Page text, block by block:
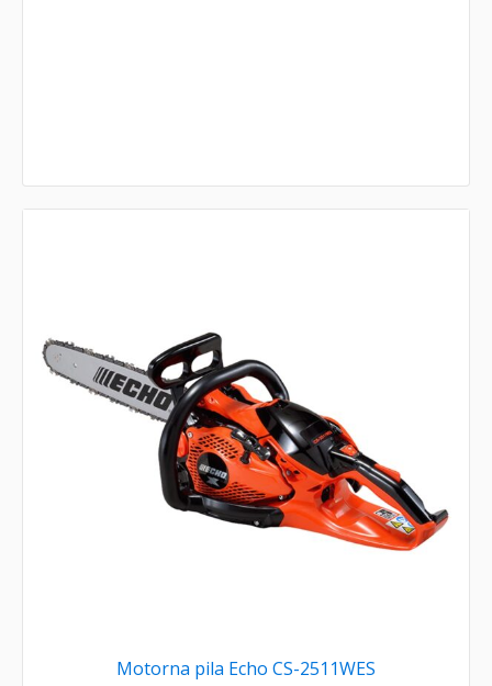
Motorna pila Echo CS-2511WES